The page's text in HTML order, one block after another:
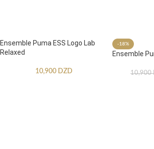
Ensemble Puma ESS Logo Lab
Relaxed
10,900 DZD
-18%
Ensemble
10,900